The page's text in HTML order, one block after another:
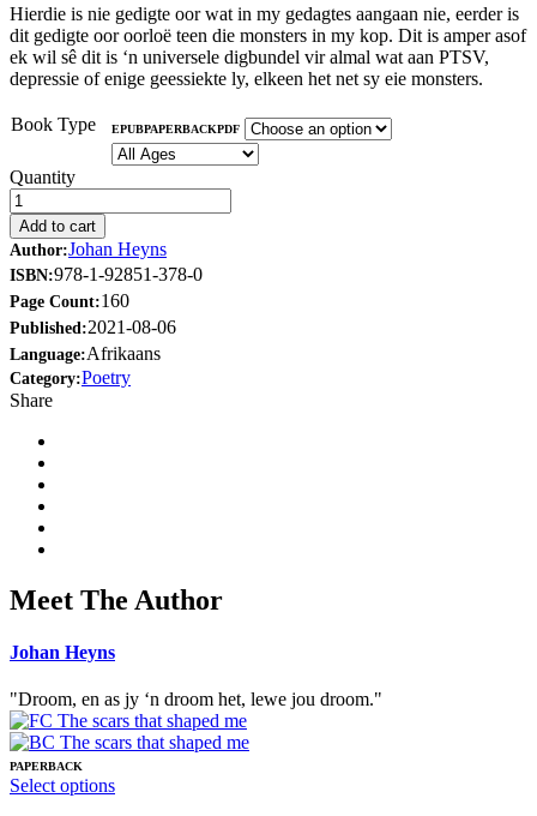
Hierdie is nie gedigte oor wat in my gedagtes aangaan nie, eerder is
dit gedigte oor oorloë teen die monsters in my kop. Dit is amper asof
ek wil sê dit is ‘n universele digbundel vir almal wat aan PTSV,
depressie of enige geessiekte ly, elkeen het net sy eie monsters.
Book Type EPUBPAPERBACKPDF
Quantity
Add to cart
Author:Johan Heyns
ISBN:978-1-92851-378-0
Page Count:160
Published:2021-08-06
Language:Afrikaans
Category:Poetry
Share
Meet The Author
Johan Heyns
"Droom, en as jy ‘n droom het, lewe jou droom."
PAPERBACK
Select optionsThis